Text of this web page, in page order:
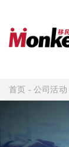
首页 -公司活动